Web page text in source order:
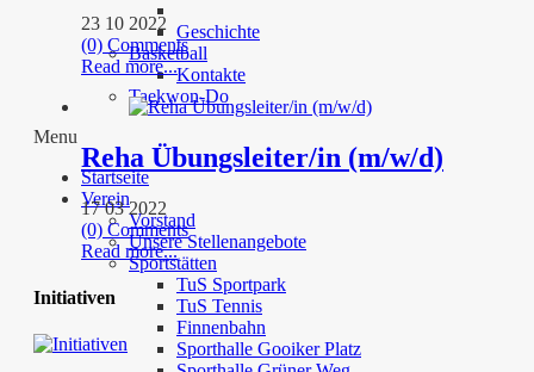
Geschichte
Basketball
Kontakte
Taekwon-Do
Menu
Startseite
Verein
Vorstand
Unsere Stellenangebote
Sportstätten
TuS Sportpark
TuS Tennis
Finnenbahn
Sporthalle Gooiker Platz
23 10 2022
(0) Comments
Read more...
Reha Übungsleiter/in (m/w/d)
17 03 2022
(0) Comments
Read more...
Initiativen